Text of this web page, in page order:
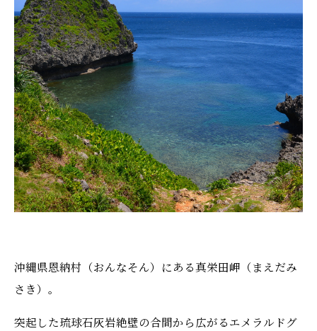
沖縄県恩納村（おんなそん）にある真栄田岬（まえだみ
さき）。
突起した琉球石灰岩絶壁の合間から広がるエメラルドグ